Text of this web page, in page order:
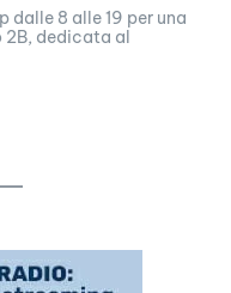
dalle 8 alle 19 per una
dedicata al